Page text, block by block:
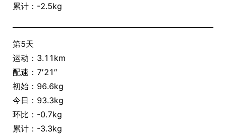
累计：-2.5kg
第5天
运动：3.11km
配速：7′21″
初始：96.6kg
今日：93.3kg
环比：-0.7kg
累计：-3.3kg